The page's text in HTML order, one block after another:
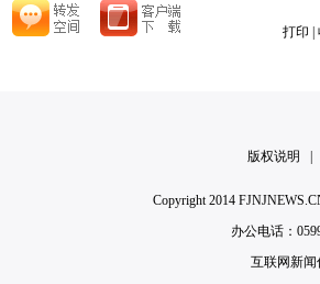
打印
版权说明
Copyright 2014
办公电话：
互联网新闻